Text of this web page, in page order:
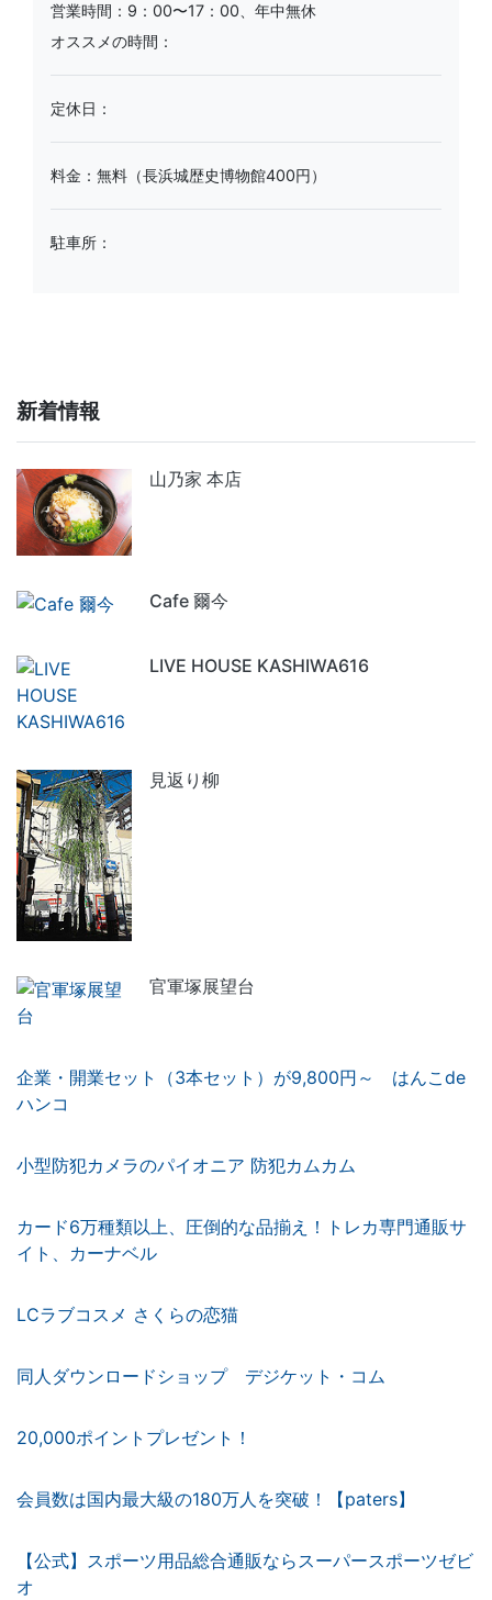
営業時間：9：00〜17：00、年中無休
オススメの時間：
定休日：
料金：無料（長浜城歴史博物館400円）
駐車所：
新着情報
山乃家 本店
Cafe 爾今
LIVE HOUSE KASHIWA616
見返り柳
官軍塚展望台
企業・開業セット（3本セット）が9,800円～ はんこde
ハンコ
小型防犯カメラのパイオニア 防犯カムカム
カード6万種類以上、圧倒的な品揃え！トレカ専門通販サ
イト、カーナベル
LCラブコスメ さくらの恋猫
同人ダウンロードショップ デジケット・コム
20,000ポイントプレゼント！
会員数は国内最大級の180万人を突破！【paters】
【公式】スポーツ用品総合通販ならスーパースポーツゼビ
オ